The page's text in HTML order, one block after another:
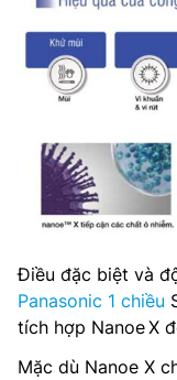
Điều đặc biệt và
Panasonic 1 chiều
tích hợp Nanoe X
Mặc dù Nanoe X